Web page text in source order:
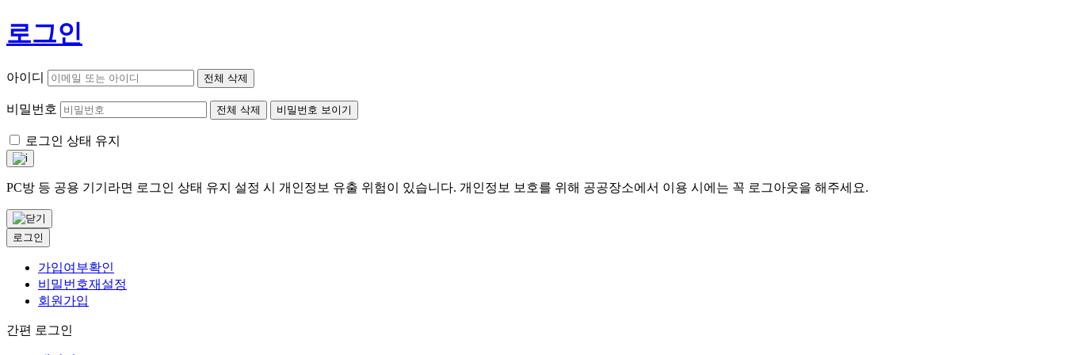
로그인
아이디 전체 삭제
비밀번호 전체 삭제 비밀번호 보이기
로그인 상태 유지
PC방 등 공용 기기라면 로그인 상태 유지 설정 시 개인정보 유출 위험이 있습니다. 개인정보 보호를 위해 공공장소에서 이용 시에는 꼭 로그아웃을 해주세요.
로그인
가입여부확인
비밀번호재설정
회원가입
간편 로그인